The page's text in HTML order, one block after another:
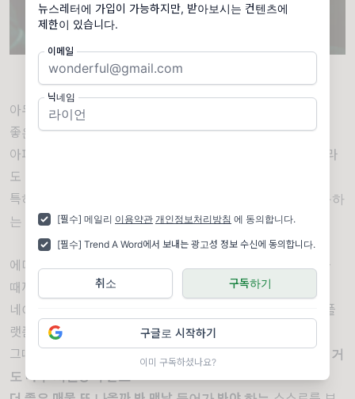
뉴스레터에 가입이 가능하지만, 받아보시는 컨텐츠에
제한이 있습니다.
이메일
닉네임
[필수] 메일리 이용약관 개인정보처리방침 에 동의합니다.
[필수] Trend A Word에서 보내는 광고성 정보 수신에 동의합니다.
구독하기
취소
구글로 시작하기
이미 구독하셨나요?
이미지 = 짤봇 캡쳐 (https://jjalbot.com/jjals/_XMTeW5tK2)
아무튼 본론으로 들어가자면,
좋은 집 찾는 건 정말 어렵고 어렵고 어렵다.
아파트는 그래도 어떻게 유형이라도 다 나눠져 있고 타입이라
도 있고 한대,
특히 에디터처럼... 원룸 월세 사는 친구들은 알잖아? 집 구하
는 거 너무 어려운 거
에디터도 작년 여름에 딱 이사했었는데, 맘에 드는 집을 찾을
때까지
네이버도 들어가보고... 직*, 다*, 피*팬 등등 안 들어가 본 플
랫폼이 없는 듯.
그때그때
매번 새롭게 조건 입력하고 바꿔가고 하면서 찾는 거
도 너무 시간낭비 같고